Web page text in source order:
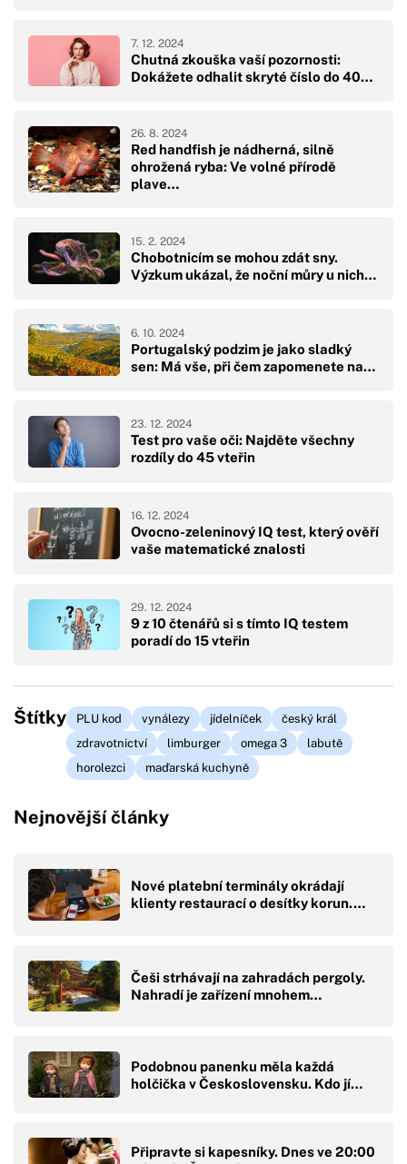
Chutná zkouška vaší pozornosti:
Dokážete odhalit skryté číslo do 40…
7. 12. 2024
Red handfish je nádherná, silně
ohrožená ryba: Ve volné přírodě
plave…
26. 8. 2024
Chobotnicím se mohou zdát sny.
Výzkum ukázal, že noční můry u nich…
15. 2. 2024
Portugalský podzim je jako sladký
sen: Má vše, při čem zapomenete na…
6. 10. 2024
Test pro vaše oči: Najděte všechny
rozdíly do 45 vteřin
23. 12. 2024
Ovocno-zeleninový IQ test, který ověří
vaše matematické znalosti
16. 12. 2024
9 z 10 čtenářů si s tímto IQ testem
poradí do 15 vteřin
29. 12. 2024
Štítky PLU kod vynálezy jídelníček
český král
zdravotnictví
limburger omega 3
labutě
horolezci
maďarská kuchyně
Nejnovější články
Nové platební terminály okrádají
klienty restaurací o desítky korun.…
Češi strhávají na zahradách pergoly.
Nahradí je zařízení mnohem…
Podobnou panenku měla každá
holčička v Československu. Kdo jí…
Připravte si kapesníky. Dnes ve 20:00